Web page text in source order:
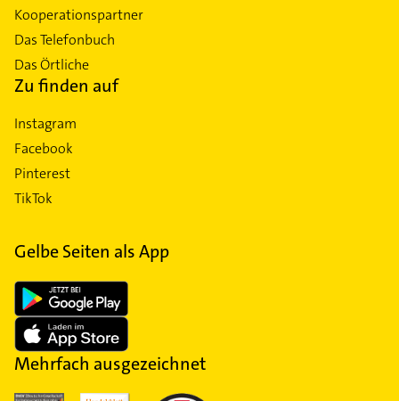
Kooperationspartner
Das Telefonbuch
Das Örtliche
Zu finden auf
Instagram
Facebook
Pinterest
TikTok
Gelbe Seiten als App
Mehrfach ausgezeichnet